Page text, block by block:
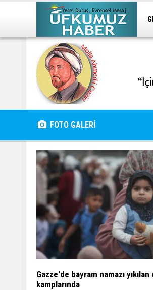
FOTO GALERİ
Gazze'de bayram namazı
kamplarında